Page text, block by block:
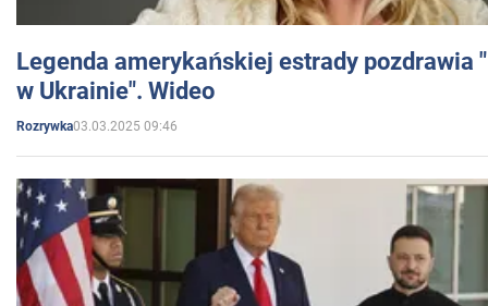
Legenda amerykańskiej estrady pozdrawia
w Ukrainie". Wideo
Rozrywka03.03.2025 09:46